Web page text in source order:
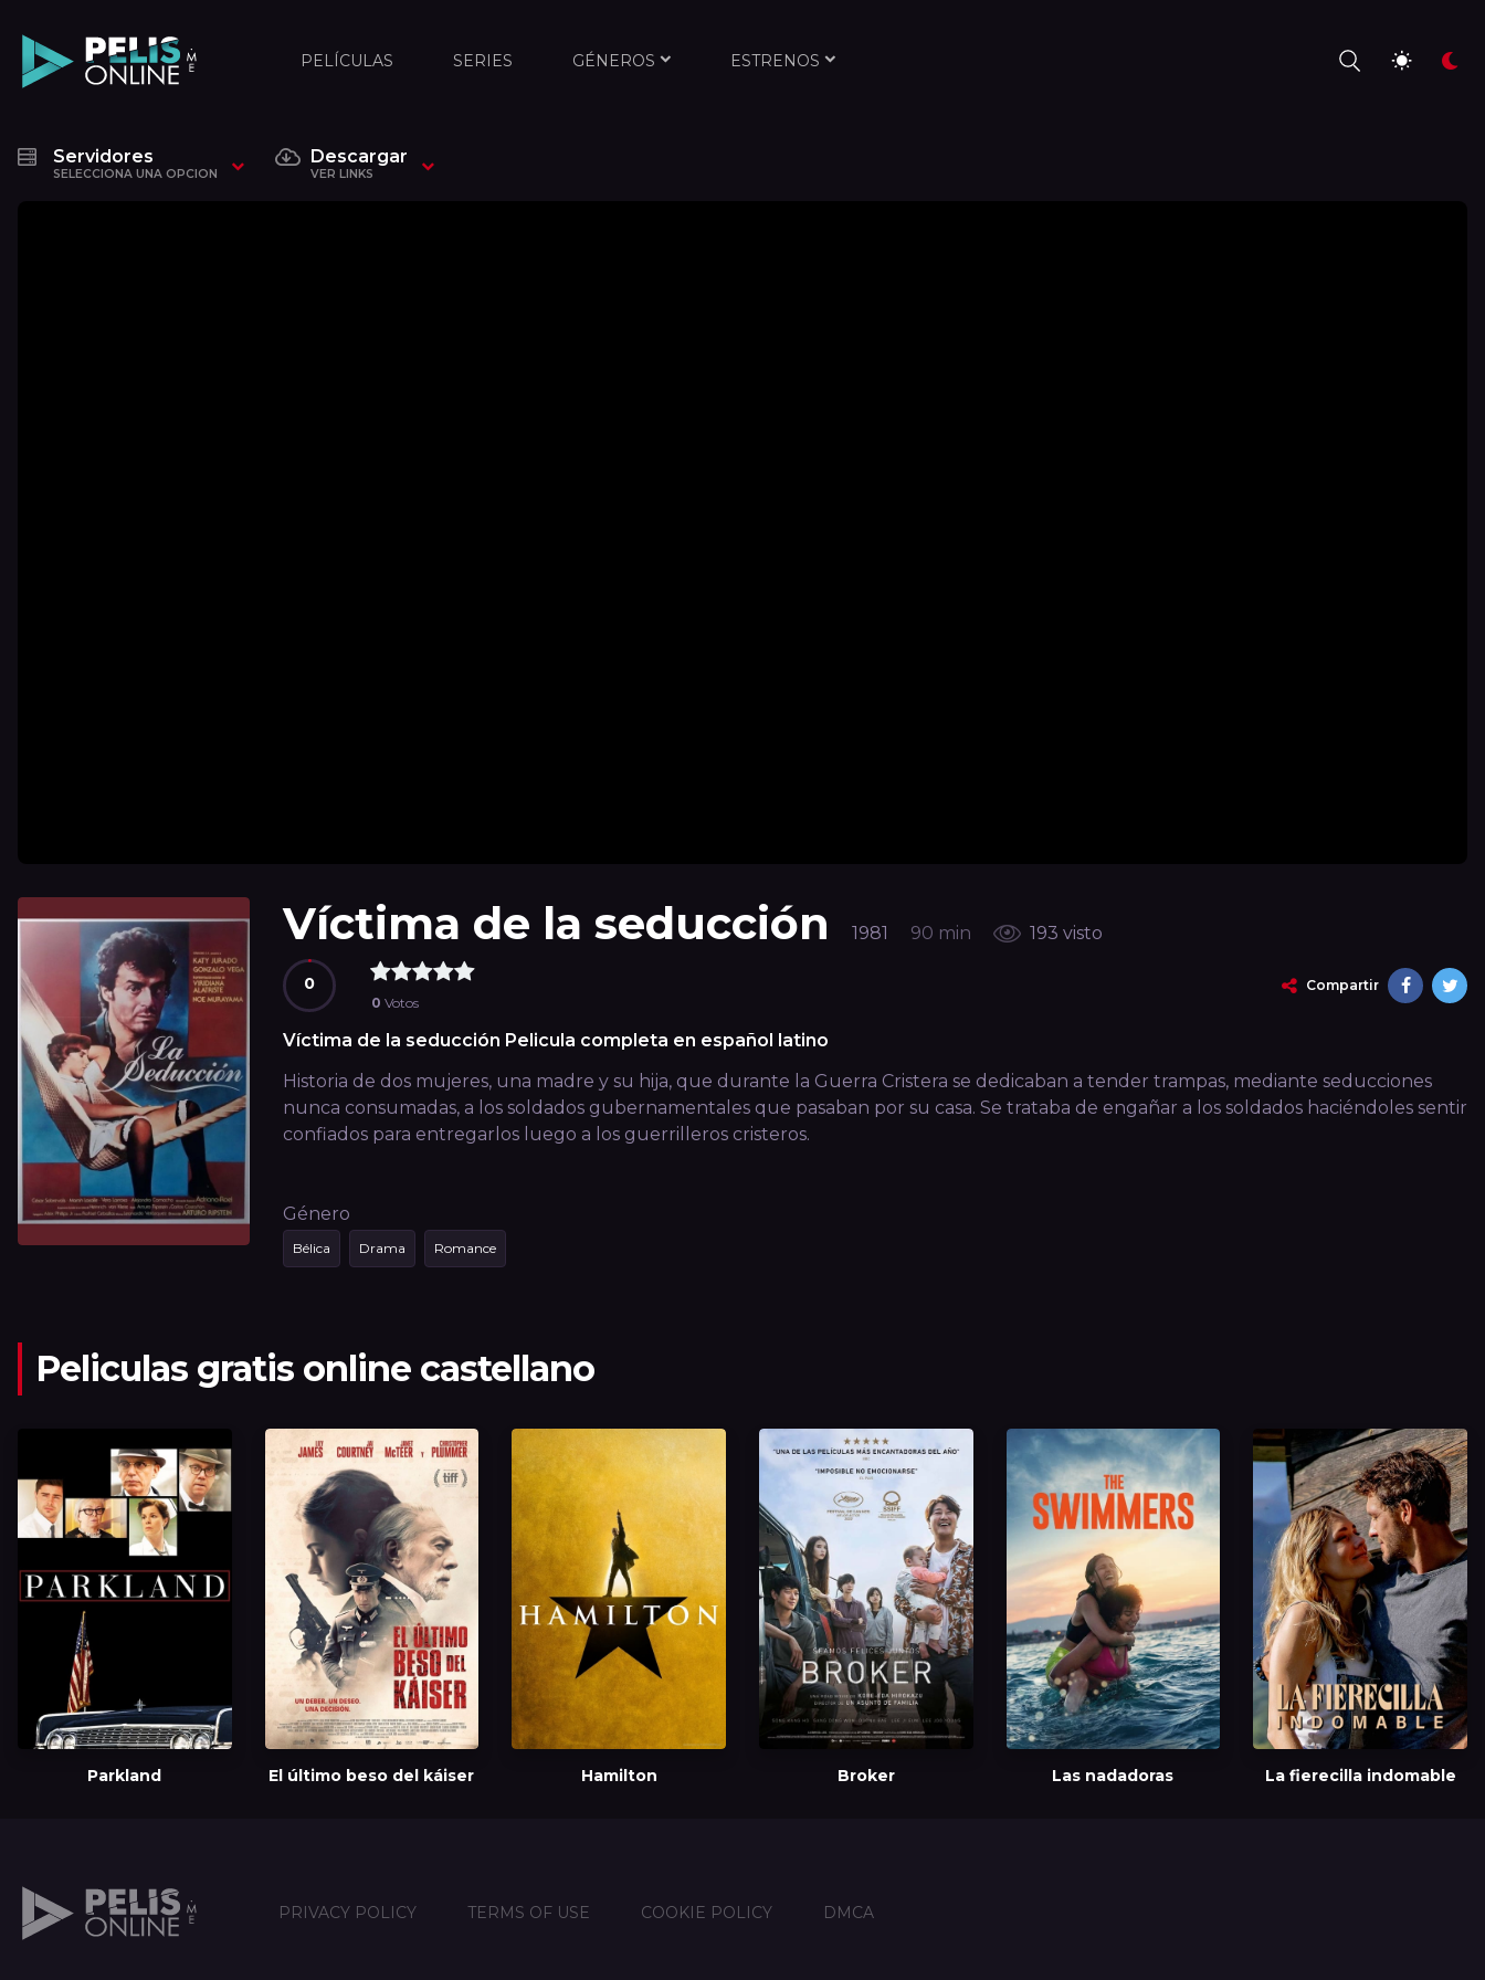
PELÍCULAS SERIES GÉNEROS ESTRENOS
Servidores
SELECCIONA UNA OPCION
Descargar
VER LINKS
Víctima de la seducción 1981 90 min 193 visto
0
0 Votos
Compartir
Víctima de la seducción Pelicula completa en español latino
Historia de dos mujeres, una madre y su hija, que durante la Guerra Cristera se dedicaban a tender trampas, mediante seducciones
nunca consumadas, a los soldados gubernamentales que pasaban por su casa. Se trataba de engañar a los soldados haciéndoles sentir
confiados para entregarlos luego a los guerrilleros cristeros.
Género
Bélica Drama Romance
Peliculas gratis online castellano
Parkland El último beso del káiser Hamilton Broker Las nadadoras La fierecilla indomable
PRIVACY POLICY TERMS OF USE COOKIE POLICY DMCA